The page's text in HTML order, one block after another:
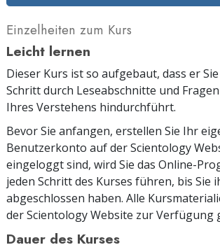
Einzelheiten zum Kurs
Leicht lernen
Dieser Kurs ist so aufgebaut, dass er
Schritt durch Leseabschnitte und
Ihres Verstehens hindurchführt.
Bevor Sie anfangen, erstellen Sie Ihr
Benutzerkonto auf der Scientology
eingeloggt sind, wird Sie das Online-
jeden Schritt des Kurses führen, bis Sie
abgeschlossen haben. Alle
der Scientology Website zur Verfügung
Dauer des Kurses